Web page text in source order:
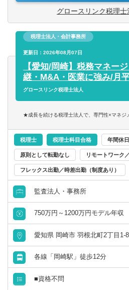
■コンテンツマーケティングの
専門家（税理士・社労士など）
■SNS・メールマーケティング：
公式SNSアカウントの運用、見
やステップメールの企画・運用
行、データ分析まで一貫して関
を内側から高めていく手応えを
SEO、オウンドメディア運用ま
自身のマーケティング施策が組
ることを実感できる環境です。
グロースリンク税理
税理士法人・会計事務所
更新日：2026年08月07日
【愛知/岡崎】税務マネー
継・M&A・医業に強み/月
グロースリンク税理士法人
★成長を続ける税理士法人で、専門性×マネジ
税理士 税理士科目合格 年間休
原則として転勤なし リモートワーク
フレックス出勤／時差出勤（制度あり）
監査法人・事務所
750万円～1200万円モデル年収
愛知県 岡崎市 羽根北町2丁目1-8
各線「岡崎駅」徒歩12分
■資格不問